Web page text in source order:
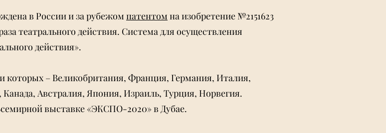
в России и за рубежомпатентомна изобретение №2151623
театрального действия. Система для осуществления
действия».
которых – Великобритания, Франция, Германия, Италия,
Австралия, Япония, Израиль, Турция, Норвегия.
выставке «ЭКСПО-2020» в Дубае.